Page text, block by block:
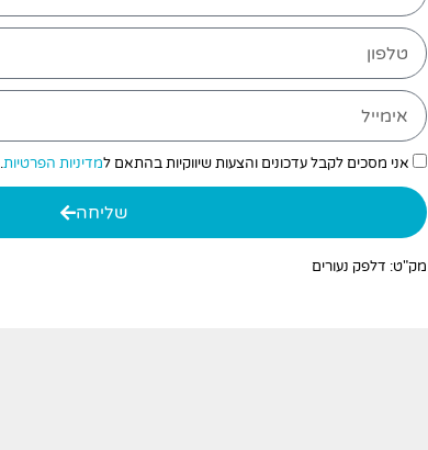
אני מסכים לקבל עדכונים והצעות שיווקיות בהתאם למדיניות הפרטיות.
שליחה
מק"ט: דלפק נעורים